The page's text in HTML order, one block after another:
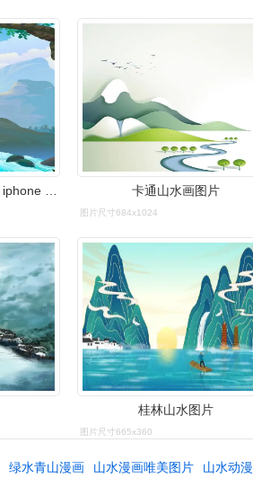
瀑布,树木,山脉,矢量图片 iphone 壁纸 卡通山水画图片
图片尺寸684x1024
桂林山水图片
图片尺寸665x360
绿水青山漫画 山水漫画唯美图片 山水动漫